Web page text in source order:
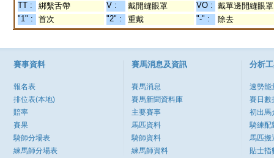
TT : 綁繫舌帶 V : 戴開縫眼罩 VO : 戴單邊開縫眼罩
"1" :
首次 "2" : 重戴 "-" : 除去
賽事資料
報名表
排位表(本地)
賠率
賽果
騎師分場表
練馬師分場表
賽馬消息及資訊
賽馬消息
賽馬新聞資料庫
主要賽事
馬匹資料
騎師資料
練馬師資料
分析
速勢能
賽日數
初出馬
騎練配
馬匹搬
貼士指